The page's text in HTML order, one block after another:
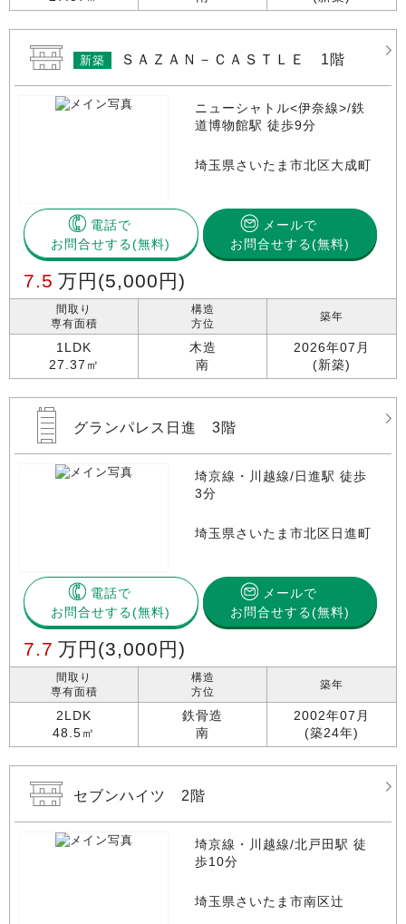
新築 ＳＡＺＡＮ－ＣＡＳＴＬＥ 1階
ニューシャトル<伊奈線>/鉄
道博物館駅 徒歩9分
埼玉県さいたま市北区大成町
電話で
お問合せする
メールで
お問合せする(無料)
7.5 万円 (5,000円)
間取り
専有面積
1LDK
27.37㎡
構造
方位
木造
南
築年
2026年07月
(新築)
グランパレス日進 3階
埼京線・川越線/日進駅 徒歩
3分
埼玉県さいたま市北区日進町
電話で
お問合せする
メールで
お問合せする(無料)
7.7 万円 (3,000円)
間取り
専有面積
2LDK
48.5㎡
構造
方位
鉄骨造
南
築年
2002年07月
(築24年)
セブンハイツ 2階
埼京線・川越線/北戸田駅 徒
歩10分
埼玉県さいたま市南区辻